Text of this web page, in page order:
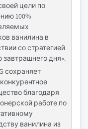
цели по
100%
ванилина в
со стратегией
завтрашнего дня».
сохраняет
благодаря
работе по
ванилина из